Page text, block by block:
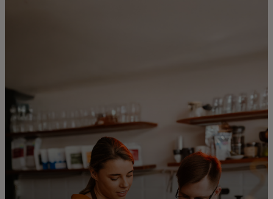
För världen
För innovatörer
Nyheter och trender